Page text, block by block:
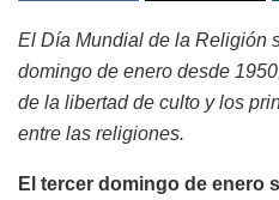
El Día Mundial de la Religión
domingo de enero desde
de la libertad de culto y los
entre las religiones.
El tercer domingo de enero